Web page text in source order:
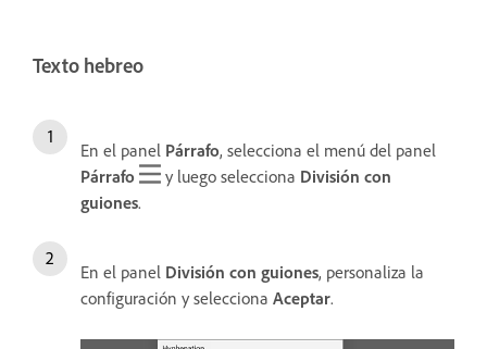
Texto hebreo
En el panel Párrafo, selecciona el menú del panel
Párrafo
y luego selecciona División con
guiones.
En el panel División con guiones, personaliza la
configuración y selecciona Aceptar.